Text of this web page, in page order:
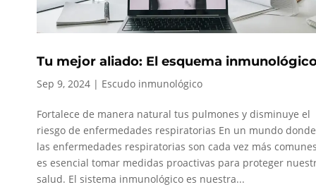
Tu mejor aliado: El esquema
Sep 9, 2024 | Escudo inmunológico
Fortalece de manera natural tus pulmones y disminuye el
riesgo de enfermedades respiratorias En un mundo donde
las enfermedades respiratorias son cada vez más
es esencial tomar medidas proactivas para proteger
salud. El sistema inmunológico es nuestra...